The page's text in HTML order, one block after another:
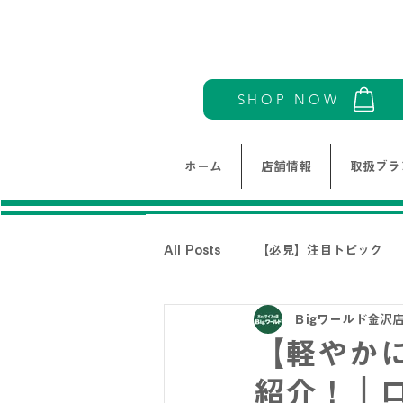
SHOP NOW
ホーム 店舗情報 取扱ブラ
All Posts 【必見】注目トピック
モリワンワールドレディース新着
THE NORTH FACE-ノースフェイ
【軽やか
紹介！｜
Ｂigワールド金沢店